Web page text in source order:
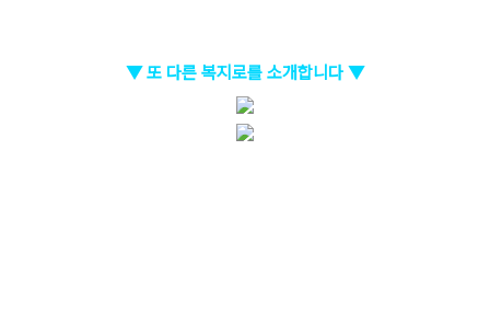
▼ 또 다른 복지로를 소개합니다 ▼